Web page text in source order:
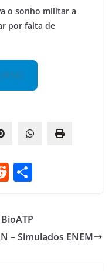
o sonho militar a
por falta de
R
d
di
ar
e
– Simulados ENEM